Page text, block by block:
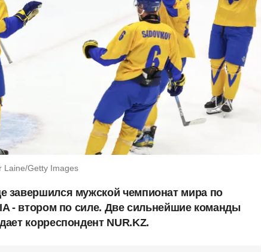
Laine/Getty Images
завершился мужской чемпионат мира по
- втором по силе. Две сильнейшие команды
корреспондент NUR.KZ.